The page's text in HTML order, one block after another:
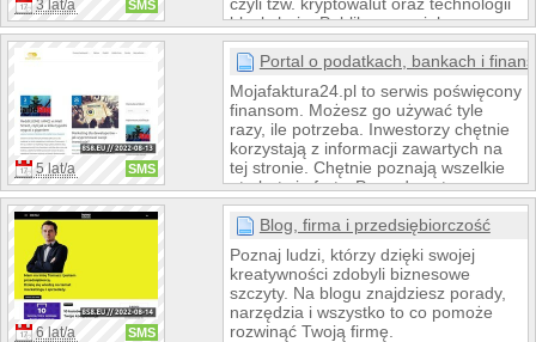
korespondencji od kontrahentów.
3 lat/a SMS
blockchain. Publikuemy wiele
ciekawych nowinek i informacji z
realizacji poszczególnych projektów.
temat tego jak działają poszczególne
platformy oraz różne ciekawe rankingi
np. najlepszych kryptowalut czy giełd
kryptowalut i tokenów. Zapraszamy na
naszą strone i do lektury.
5 lat/a SMS
Portal o podatkach, bankach i
Mojafaktura24.pl to serwis poświęcony
finansom. Możesz go używać tyle
razy, ile potrzeba. Inwestorzy chętnie
korzystają z informacji zawartych na
tej stronie. Chętnie poznają wszelkie
atrybuty i oferty. Porządna strona
internetowa działa bez zarzutu i jest
sposobem na zdobycie dużej ilości
bardzo potrzebna wiedza, dla osób
zajmujących się sprzedażą mieszkań i
domów. O tym i więcej dowiecie się na
portalu MojaFaktura24.
6 lat/a SMS
Blog, firma i przedsiębiorczość
Poznaj ludzi, którzy dzięki swojej
kreatywności zdobyli biznesowe
szczyty. Na blogu znajdziesz porady,
narzędzia i wszystko to co pomoże
rozwinąć Twoją firmę.